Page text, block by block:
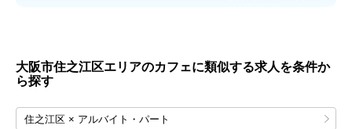
大阪市住之江区エリアのカフェに類似する求人を条件か
ら探す
住之江区 × アルバイト・パート